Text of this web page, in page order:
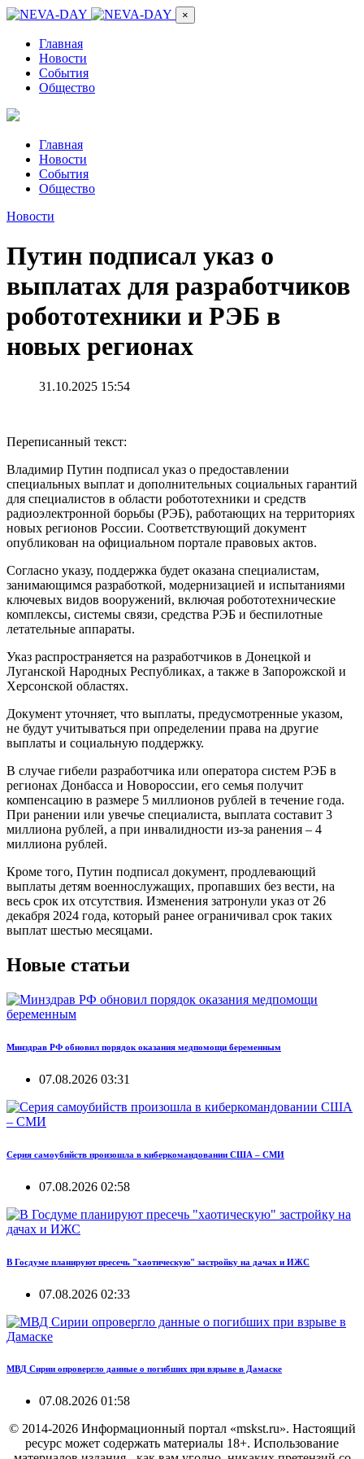
×
Главная
Новости
События
Общество
Главная
Новости
События
Общество
Новости
Путин подписал указ о
выплатах для разработчиков
робототехники и РЭБ в
новых регионах
31.10.2025 15:54
Переписанный текст:
Владимир Путин подписал указ о предоставлении
специальных выплат и дополнительных социальных гарантий
для специалистов в области робототехники и средств
радиоэлектронной борьбы (РЭБ), работающих на территориях
новых регионов России. Соответствующий документ
опубликован на официальном портале правовых актов.
Согласно указу, поддержка будет оказана специалистам,
занимающимся разработкой, модернизацией и испытаниями
ключевых видов вооружений, включая робототехнические
комплексы, системы связи, средства РЭБ и беспилотные
летательные аппараты.
Указ распространяется на разработчиков в Донецкой и
Луганской Народных Республиках, а также в Запорожской и
Херсонской областях.
Документ уточняет, что выплаты, предусмотренные указом,
не будут учитываться при определении права на другие
выплаты и социальную поддержку.
В случае гибели разработчика или оператора систем РЭБ в
регионах Донбасса и Новороссии, его семья получит
компенсацию в размере 5 миллионов рублей в течение года.
При ранении или увечье специалиста, выплата составит 3
миллиона рублей, а при инвалидности из-за ранения – 4
миллиона рублей.
Кроме того, Путин подписал документ, продлевающий
выплаты детям военнослужащих, пропавших без вести, на
весь срок их отсутствия. Изменения затронули указ от 26
декабря 2024 года, который ранее ограничивал срок таких
выплат шестью месяцами.
Новые статьи
Минздрав РФ обновил порядок оказания медпомощи беременным
07.08.2026 03:31
Серия самоубийств произошла в киберкомандовании США – СМИ
07.08.2026 02:58
В Госдуме планируют пресечь "хаотическую" застройку на дачах и ИЖС
07.08.2026 02:33
МВД Сирии опровергло данные о погибших при взрыве в Дамаске
07.08.2026 01:58
© 2014-2026 Информационный портал «mskst.ru». Настоящий
ресурс может содержать материалы 18+. Использование